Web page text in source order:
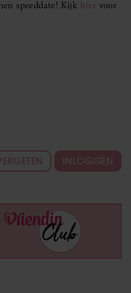
speeddate! Kijk hier voor
INLOGGEN